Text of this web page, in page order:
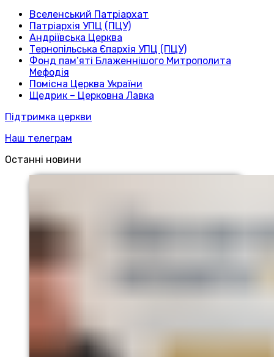
Вселенський Патріархат
Патріархія УПЦ (ПЦУ)
Андріївська Церква
Тернопільська Єпархія УПЦ (ПЦУ)
Фонд пам’яті Блаженнішого Митрополита
Мефодія
Помісна Церква України
Щедрик – Церковна Лавка
Підтримка церкви
Наш телеграм
Останні новини